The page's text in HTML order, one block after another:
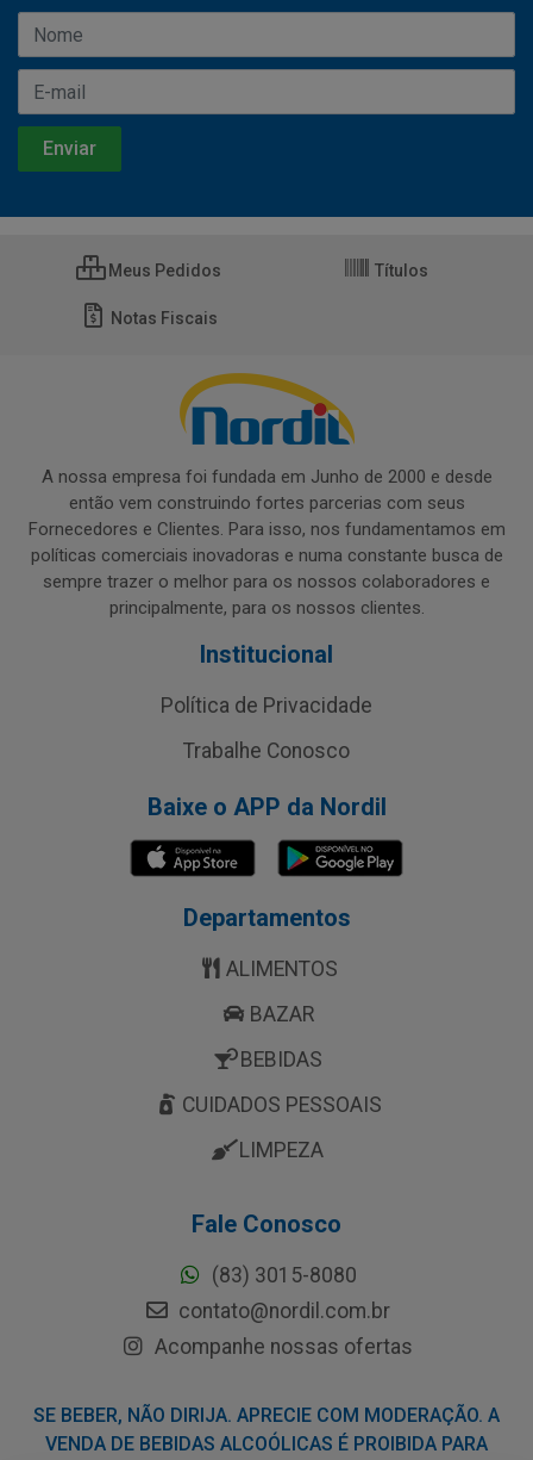
Meus Pedidos Títulos
Notas Fiscais
A nossa empresa foi fundada em Junho de 2000 e desde
então vem construindo fortes parcerias com seus
Fornecedores e Clientes. Para isso, nos fundamentamos em
políticas comerciais inovadoras e numa constante busca de
sempre trazer o melhor para os nossos colaboradores e
principalmente, para os nossos clientes.
Institucional
Política de Privacidade
Trabalhe Conosco
Baixe o APP da Nordil
Departamentos
ALIMENTOS
BAZAR
BEBIDAS
CUIDADOS PESSOAIS
LIMPEZA
Fale Conosco
(83) 3015-8080
contato@nordil.com.br
Acompanhe nossas ofertas
SE BEBER, NÃO DIRIJA. APRECIE COM MODERAÇÃO. A
VENDA DE BEBIDAS ALCOÓLICAS É PROIBIDA PARA